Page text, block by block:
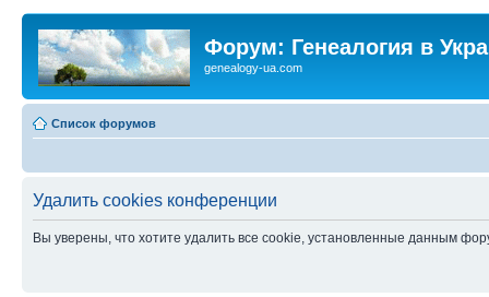
Форум: Генеалогия в
genealogy-ua.com
Список форумов
Удалить cookies конференции
Вы уверены, что хотите удалить все cookie, установленные данным